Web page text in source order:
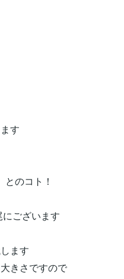
す
とのコト！
ございます
ます
きさですので